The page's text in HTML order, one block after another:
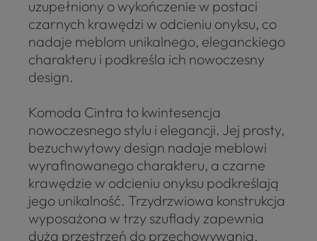
uzupełniony o wykończenie w postaci
czarnych krawędzi w odcieniu onyksu, co
nadaje meblom unikalnego, eleganckiego
charakteru i podkreśla ich nowoczesny
design.
Komoda Cintra to kwintesencja
nowoczesnego stylu i elegancji. Jej prosty,
bezuchwytowy design nadaje meblowi
wyrafinowanego charakteru, a czarne
krawędzie w odcieniu onyksu podkreślają
jego unikalność. Trzydrzwiowa konstrukcja
wyposażona w trzy szuflady zapewnia
dużą przestrzeń do przechowywania.